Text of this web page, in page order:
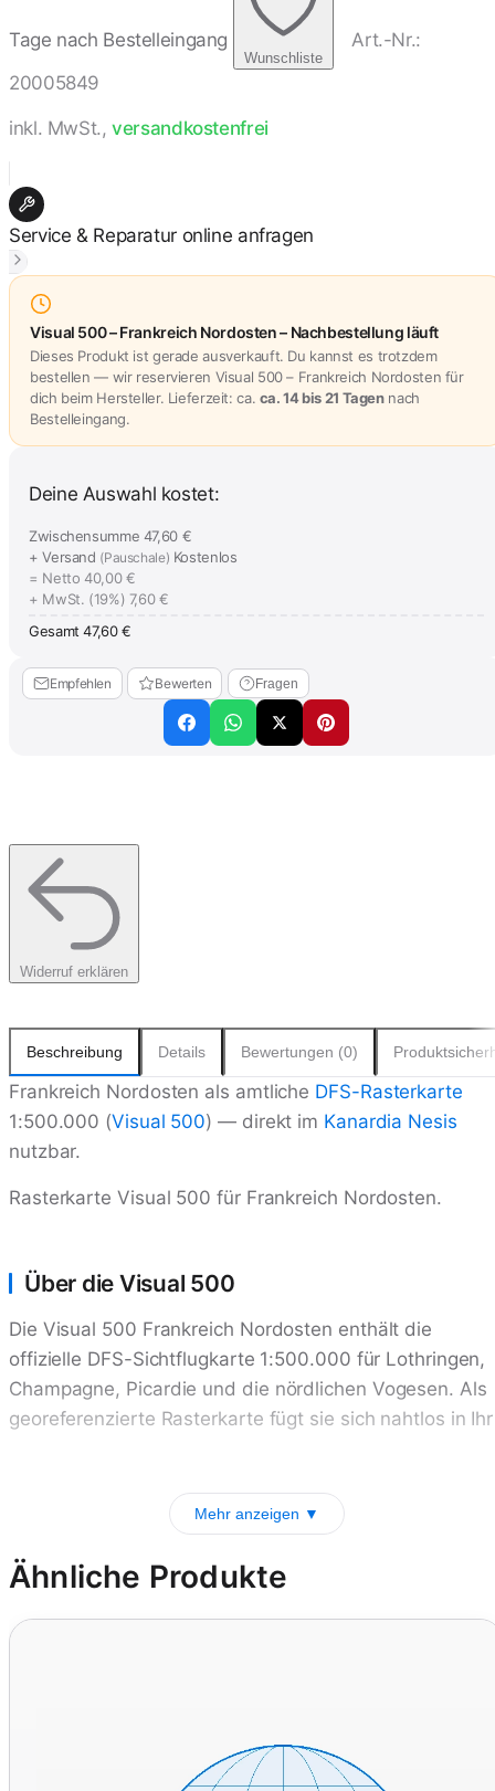
Tage nach Bestelleingang
Wunschliste
Art.-Nr.:
20005849
inkl. MwSt.,versandkostenfrei
Service & Reparatur online anfragen
Visual 500 – Frankreich Nordosten – Nachbestellung läuft
Dieses Produkt ist gerade ausverkauft. Du kannst es trotzdem
bestellen — wir reservieren Visual 500 – Frankreich Nordosten für
dich beim Hersteller. Lieferzeit: ca. ca. 14 bis 21 Tagennach
Bestelleingang.
Deine Auswahl kostet:
Zwischensumme 47,60 €
+ Versand (Pauschale) Kostenlos
= Netto 40,00 €
+ MwSt. (19%) 7,60 €
Gesamt 47,60 €
Empfehlen Bewerten Fragen
Widerruf erklären
Beschreibung Details Bewertungen (0)
Frankreich Nordosten als amtliche DFS-Rasterkarte
1:500.000 (Visual 500) — direkt im Kanardia Nesis
nutzbar.
Rasterkarte Visual 500 für Frankreich Nordosten.
Über die Visual 500
Die Visual 500 Frankreich Nordosten enthält die
offizielle DFS-Sichtflugkarte 1:500.000 für Lothringen,
Champagne, Picardie und die nördlichen Vogesen. Als
georeferenzierte Rasterkarte fügt sie sich nahtlos in Ihr
Mehr anzeigen ▼
Ähnliche Produkte